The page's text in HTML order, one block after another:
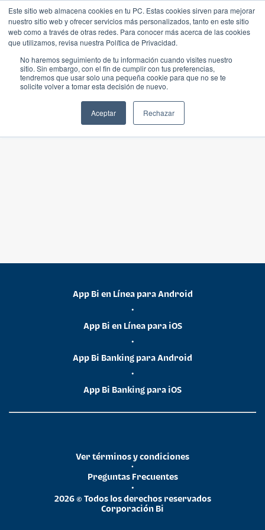
Este sitio web almacena cookies en tu PC. Estas cookies sirven para mejorar
nuestro sitio web y ofrecer servicios más personalizados, tanto en este sitio
web como a través de otras redes. Para conocer más acerca de las cookies
que utilizamos, revisa nuestra Política de Privacidad.
No haremos seguimiento de tu información cuando visites nuestro
sitio. Sin embargo, con el fin de cumplir con tus preferencias,
tendremos que usar solo una pequeña cookie para que no se te
solicite volver a tomar esta decisión de nuevo.
Aceptar Rechazar
App Bi en Línea para Android
•
App Bi en Línea para iOS
•
App Bi Banking para Android
•
App Bi Banking para iOS
2026 © Todos los derechos reservados
Corporación Bi
•
Preguntas Frecuentes
•
Ver términos y condiciones